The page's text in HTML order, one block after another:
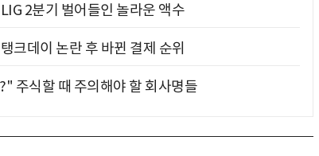
2분기 벌어들인 놀라운 액수
데이 논란 후 바뀐 결제 순위
주식할 때 주의해야 할 회사명들